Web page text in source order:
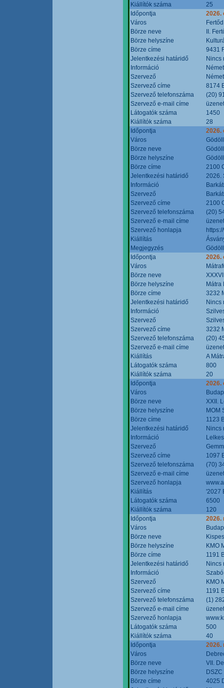
Kiállítók száma
25
Időpontja
2026.
Város
Fertőd
Börze neve
II.
Börze helyszíne
Börze címe
9431
Jelentkezési határidő
Nincs
Információ
Szervező
Szervező címe
8174
Szervező telefonszáma
(20)
Szervező e-mail címe
Látogatók száma
1450
Kiállítók száma
28
Időpontja
2026.
Város
Börze neve
Börze helyszíne
Börze címe
2100
Jelentkezési határidő
2026.
Információ
Szervező
Szervező címe
2100
Szervező telefonszáma
(20)
Szervező e-mail címe
Szervező honlapja
Kiállítás
Megjegyzés
Időpontja
2026.
Város
Börze neve
Börze helyszíne
Mátra
Börze címe
3232
Jelentkezési határidő
Nincs
Információ
Szervező
Szervező címe
3232
Szervező telefonszáma
(20)
Szervező e-mail címe
Kiállítás
A
Látogatók száma
800
Kiállítók száma
20
Időpontja
2026.
Város
Börze neve
XXII.
Börze helyszíne
MOM
Börze címe
1123
Jelentkezési határidő
Nincs
Információ
Szervező
Szervező címe
1097
Szervező telefonszáma
(70)
Szervező e-mail címe
Szervező honlapja
Kiállítás
'2027
Látogatók száma
6500
Kiállítók száma
120
Időpontja
2026.
Város
Börze neve
Börze helyszíne
KMO
Börze címe
1191
Jelentkezési határidő
Nincs
Információ
Szervező
KMO
Szervező címe
1191
Szervező telefonszáma
(1)
Szervező e-mail címe
Szervező honlapja
Látogatók száma
500
Kiállítók száma
40
Időpontja
2026.
Város
Börze neve
VII.
Börze helyszíne
Börze címe
4025